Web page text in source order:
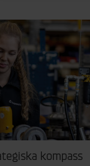
kompass